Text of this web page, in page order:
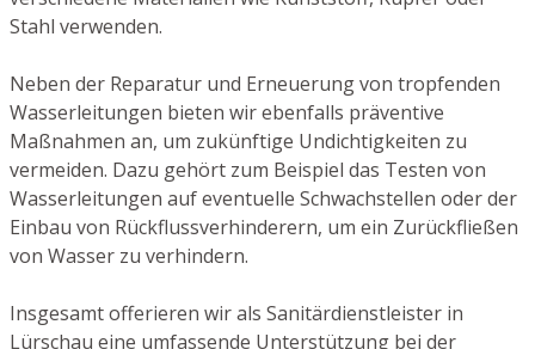
Stahl verwenden.
Neben der Reparatur und Erneuerung von tropfenden
Wasserleitungen bieten wir ebenfalls präventive
Maßnahmen an, um zukünftige Undichtigkeiten zu
vermeiden. Dazu gehört zum Beispiel das Testen von
Wasserleitungen auf eventuelle Schwachstellen oder der
Einbau von Rückflussverhinderern, um ein Zurückfließen
von Wasser zu verhindern.
Insgesamt offerieren wir als Sanitärdienstleister in
Lürschau eine umfassende Unterstützung bei der